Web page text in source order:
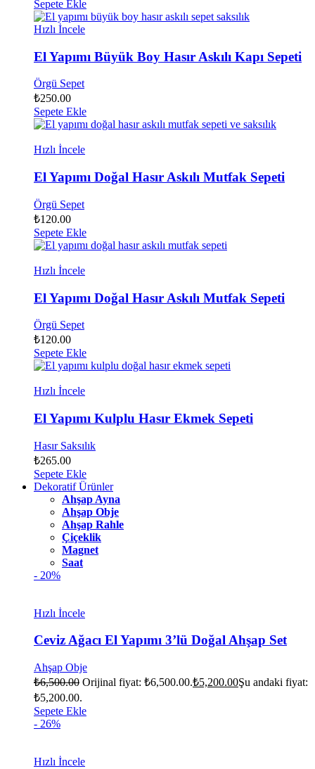
Sepete Ekle
Hızlı İncele
El Yapımı Büyük Boy Hasır Askılı Kapı Sepeti
Örgü Sepet
₺250.00
Sepete Ekle
Hızlı İncele
El Yapımı Doğal Hasır Askılı Mutfak Sepeti
Örgü Sepet
₺120.00
Sepete Ekle
Hızlı İncele
El Yapımı Doğal Hasır Askılı Mutfak Sepeti
Örgü Sepet
₺120.00
Sepete Ekle
Hızlı İncele
El Yapımı Kulplu Hasır Ekmek Sepeti
Hasır Saksılık
₺265.00
Sepete Ekle
Dekoratif Ürünler
Ahşap Ayna
Ahşap Obje
Ahşap Rahle
Çiçeklik
Magnet
Saat
- 20%
Hızlı İncele
Ceviz Ağacı El Yapımı 3’lü Doğal Ahşap Set
Ahşap Obje
₺6,500.00 Orijinal fiyat: ₺6,500.00.₺5,200.00Şu andaki fiyat:
₺5,200.00.
Sepete Ekle
- 26%
Hızlı İncele